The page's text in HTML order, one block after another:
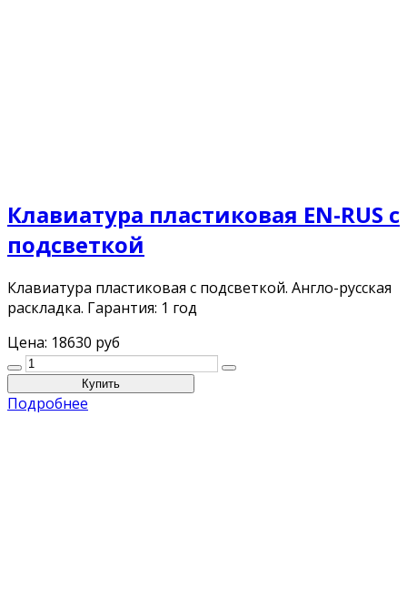
Клавиатура пластиковая EN-RUS с
подсветкой
Клавиатура пластиковая с подсветкой. Англо-русская
раскладка. Гарантия: 1 год
Цена: 18630 руб
Подробнее